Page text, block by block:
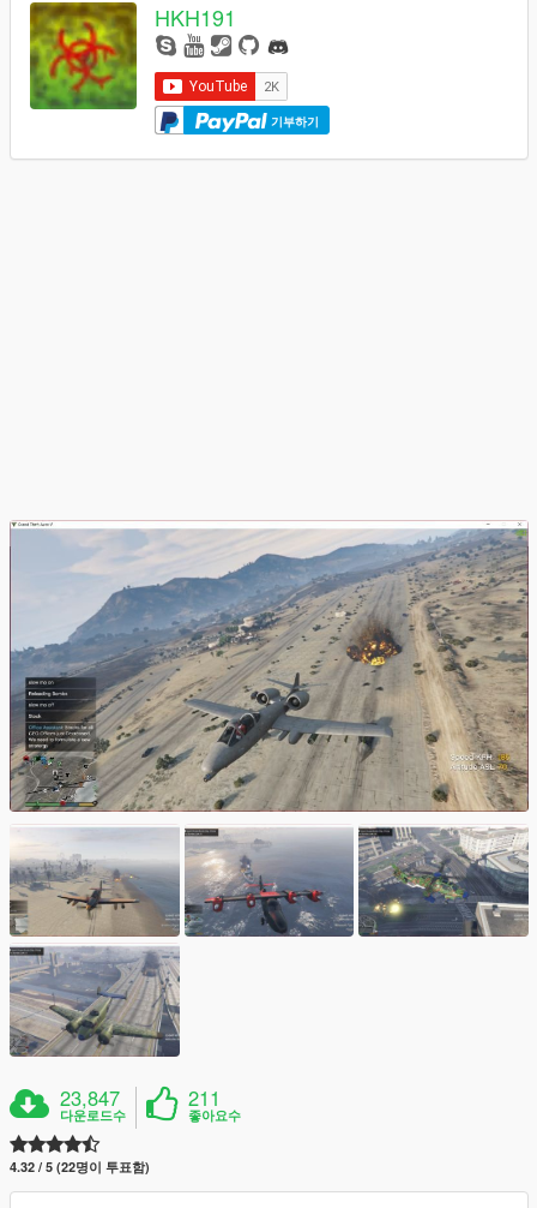
HKH191
기부하기
23,847
다운로드수
211
좋아요수
4.32 / 5 (22명이 투표함)